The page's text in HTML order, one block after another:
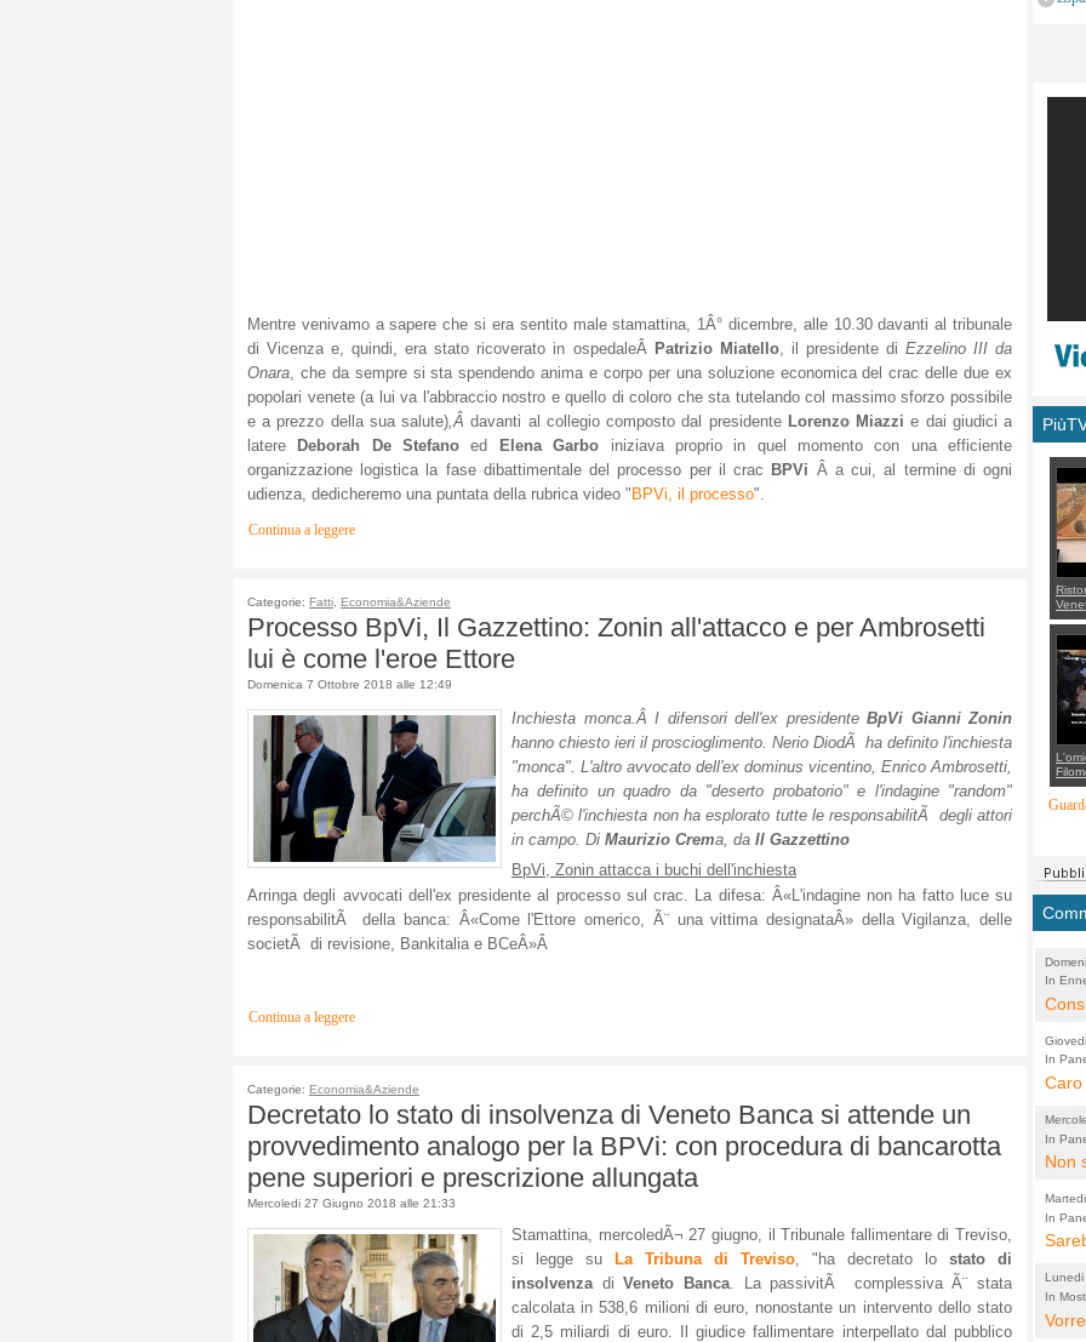
Mentre venivamo a sapere che si era sentito male stamattina, 1Â° dicembre, alle 10.30 davanti al tribunale
di Vicenza e, quindi, era stato ricoverato in ospedaleÂ Patrizio Miatello, il presidente di Ezzelino III da
Onara, che da sempre si sta spendendo anima e corpo per una soluzione economica del crac delle due ex
popolari venete (a lui va l'abbraccio nostro e quello di coloro che sta tutelando col massimo sforzo possibile
e a prezzo della sua salute),Âdavanti al collegio composto dal presidente Lorenzo Miazzi e dai giudici a
latere Deborah De Stefano ed Elena Garbo iniziava proprio in quel momento con una efficiente
organizzazione logistica la fase dibattimentale del processo per il crac BPVi Â a cui, al termine di ogni
udienza, dedicheremo una puntata della rubrica video " BPVi, il processo".
Continua a leggere
Categorie: Fatti, Economia&Aziende
Processo BpVi, Il Gazzettino: Zonin all'attacco e per Ambrosetti
lui è come l'eroe Ettore
Domenica 7 Ottobre 2018 alle 12:49
Inchiesta monca.Â I difensori dell'ex presidente BpVi Gianni Zonin
hanno chiesto ieri il proscioglimento. Nerio DiodÃ ha definito l'inchiesta
"monca". L'altro avvocato dell'ex dominus vicentino, Enrico Ambrosetti,
ha definito un quadro da "deserto probatorio" e l'indagine "random"
perchÃ© l'inchiesta non ha esplorato tutte le responsabilitÃ degli attori
in campo. Di Maurizio Crema, da Il Gazzettino
BpVi, Zonin attacca i buchi dell'inchiesta
Arringa degli avvocati dell'ex presidente al processo sul crac. La difesa: Â«L'indagine non ha fatto luce su
responsabilitÃ della banca: Â«Come l'Ettore omerico, Ã¨ una vittima designataÂ» della Vigilanza, delle
societÃ di revisione, Bankitalia e BCeÂ»Â
Continua a leggere
Categorie: Economia&Aziende
Decretato lo stato di insolvenza di Veneto Banca si attende un
provvedimento analogo per la BPVi: con procedura di bancarotta
pene superiori e prescrizione allungata
Mercoledi 27 Giugno 2018 alle 21:33
Stamattina, mercoledÃ¬ 27 giugno, il Tribunale fallimentare di Treviso,
si legge su La Tribuna di Treviso , "ha decretato lo stato di
insolvenza diVeneto Banca . La passivitÃ complessiva Ã¨ stata
calcolata in 538,6 milioni di euro, nonostante un intervento dello stato
di 2,5 miliardi di euro. Il giudice fallimentare interpellato dal pubblico
con
In
per
che
qui
PER
In
Caro
sono
(non
dal
In
Non
la
In
In
di